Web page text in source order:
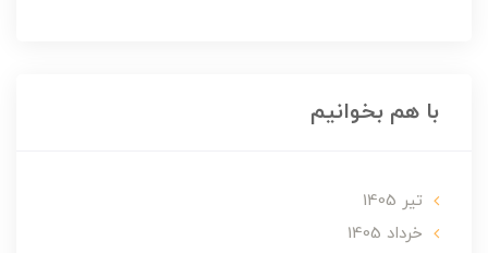
با هم بخوانیم
تير 1405
خرداد 1405